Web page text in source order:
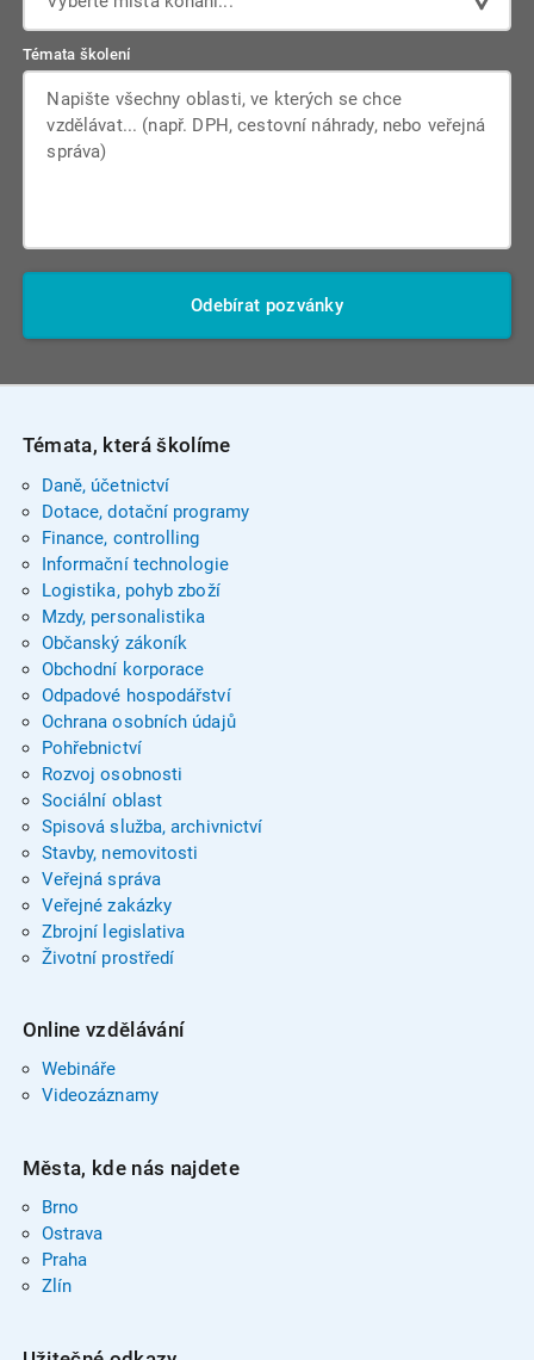
Témata školení
Odebírat pozvánky
Témata, která školíme
Daně, účetnictví
Dotace, dotační programy
Finance, controlling
Informační technologie
Logistika, pohyb zboží
Mzdy, personalistika
Občanský zákoník
Obchodní korporace
Odpadové hospodářství
Ochrana osobních údajů
Pohřebnictví
Rozvoj osobnosti
Sociální oblast
Spisová služba, archivnictví
Stavby, nemovitosti
Veřejná správa
Veřejné zakázky
Zbrojní legislativa
Životní prostředí
Online vzdělávání
Webináře
Videozáznamy
Města, kde nás najdete
Brno
Ostrava
Praha
Zlín